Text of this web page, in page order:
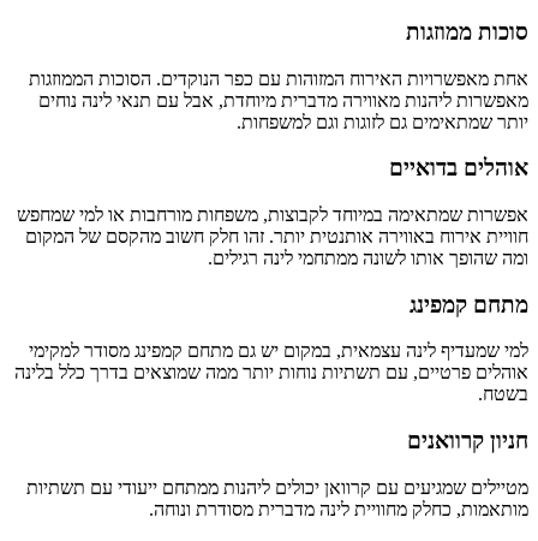
סוכות ממוזגות
אחת מאפשרויות האירוח המזוהות עם כפר הנוקדים. הסוכות הממוזגות
מאפשרות ליהנות מאווירה מדברית מיוחדת, אבל עם תנאי לינה נוחים
יותר שמתאימים גם לזוגות וגם למשפחות.
אוהלים בדואיים
אפשרות שמתאימה במיוחד לקבוצות, משפחות מורחבות או למי שמחפש
חוויית אירוח באווירה אותנטית יותר. זהו חלק חשוב מהקסם של המקום
ומה שהופך אותו לשונה ממתחמי לינה רגילים.
מתחם קמפינג
למי שמעדיף לינה עצמאית, במקום יש גם מתחם קמפינג מסודר למקימי
אוהלים פרטיים, עם תשתיות נוחות יותר ממה שמוצאים בדרך כלל בלינה
בשטח.
חניון קרוואנים
מטיילים שמגיעים עם קרוואן יכולים ליהנות ממתחם ייעודי עם תשתיות
מותאמות, כחלק מחוויית לינה מדברית מסודרת ונוחה.